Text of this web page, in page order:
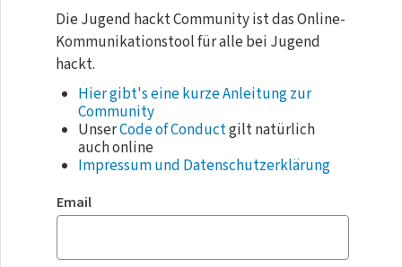
Die Jugend hackt Community ist das Online-
Kommunikationstool für alle bei Jugend
hackt.
Hier gibt's eine kurze Anleitung zur
Community
UnserCode of Conductgilt natürlich
auch online
Impressum und Datenschutzerklärung
Email